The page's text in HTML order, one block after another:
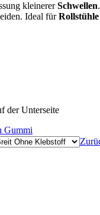
kleinererSchwellen
Ideal fürRollstühle
der Unterseite
Gummi